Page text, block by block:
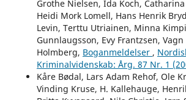
Grothe Nielsen, Ida Koch,
Heidi Mork Lomell, Hans Henrik
Levin, Terttu Utriainen, Minna
Gunnlaugsson, Evy Frantzsen, Vagn
Holmberg, Boganmeldelser ,
Kriminalvidenskab: Årg. 87 Nr. 1
Kåre Bødal, Lars Adam Rehof, Ole
Vinding Kruse, H. Kallehauge,